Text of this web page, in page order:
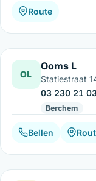
Route
OL
Ooms L
Statiestraat
03 230 21
Berchem
Bellen